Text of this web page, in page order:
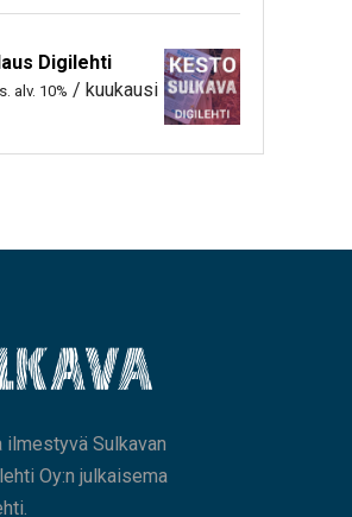
Digilehti
alv. 10% / kuukausi
ilmestyvä Sulkavan
Oy:n julkaisema